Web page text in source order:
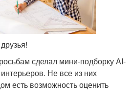
сделал мини-подборку AI-
Не все из них
есть возможность оценить